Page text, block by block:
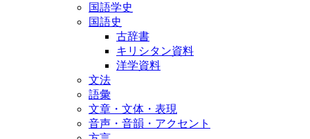
国語学史
国語史
古辞書
キリシタン資料
洋学資料
文法
語彙
文章・文体・表現
音声・音韻・アクセント